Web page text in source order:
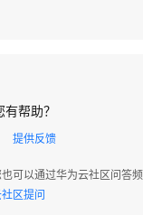
帮助？
提供反馈
可以通过华为云社区问答
区提问